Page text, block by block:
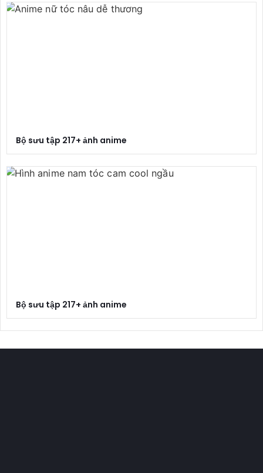
Bộ sưu tập 217+ ảnh anime
Bộ sưu tập 217+ ảnh anime